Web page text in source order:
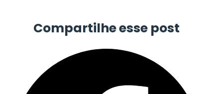
Compartilhe esse post